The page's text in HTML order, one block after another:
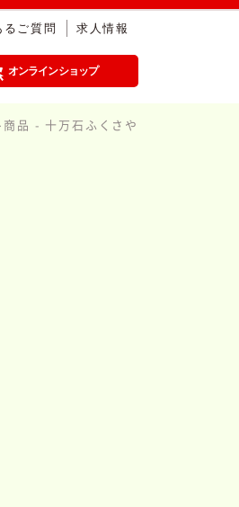
求人情報
るご質問
オンラインショップ
品 - 十万石ふくさや